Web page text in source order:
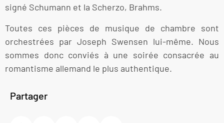
signé Schumann et la Scherzo, Brahms.
Toutes ces pièces de musique de chambre sont
orchestrées par Joseph Swensen lui-même. Nous
sommes donc conviés à une soirée consacrée au
romantisme allemand le plus authentique.
Partager